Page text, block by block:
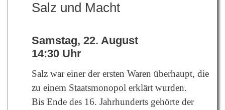
Salz und Macht
Samstag, 22. August
14:30 Uhr
Salz war einer der ersten Waren überhaupt, die
zu einem Staatsmonopol erklärt wurden.
Bis Ende des 16. Jahrhunderts gehörte der